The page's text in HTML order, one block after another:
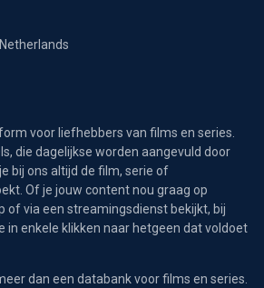
voor liefhebbers van films en series.
die dagelijkse worden aangevuld door
bij ons altijd de film, serie of
Of je jouw content nou graag op
of via een streamingsdienst bekijkt, bij
in enkele klikken naar hetgeen dat voldoet
dan een databank voor films en series.